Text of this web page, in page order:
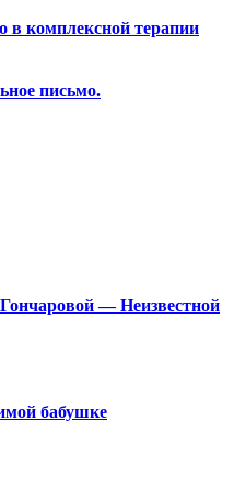
в комплексной терапии
письмо.
— Неизвестной
бабушке